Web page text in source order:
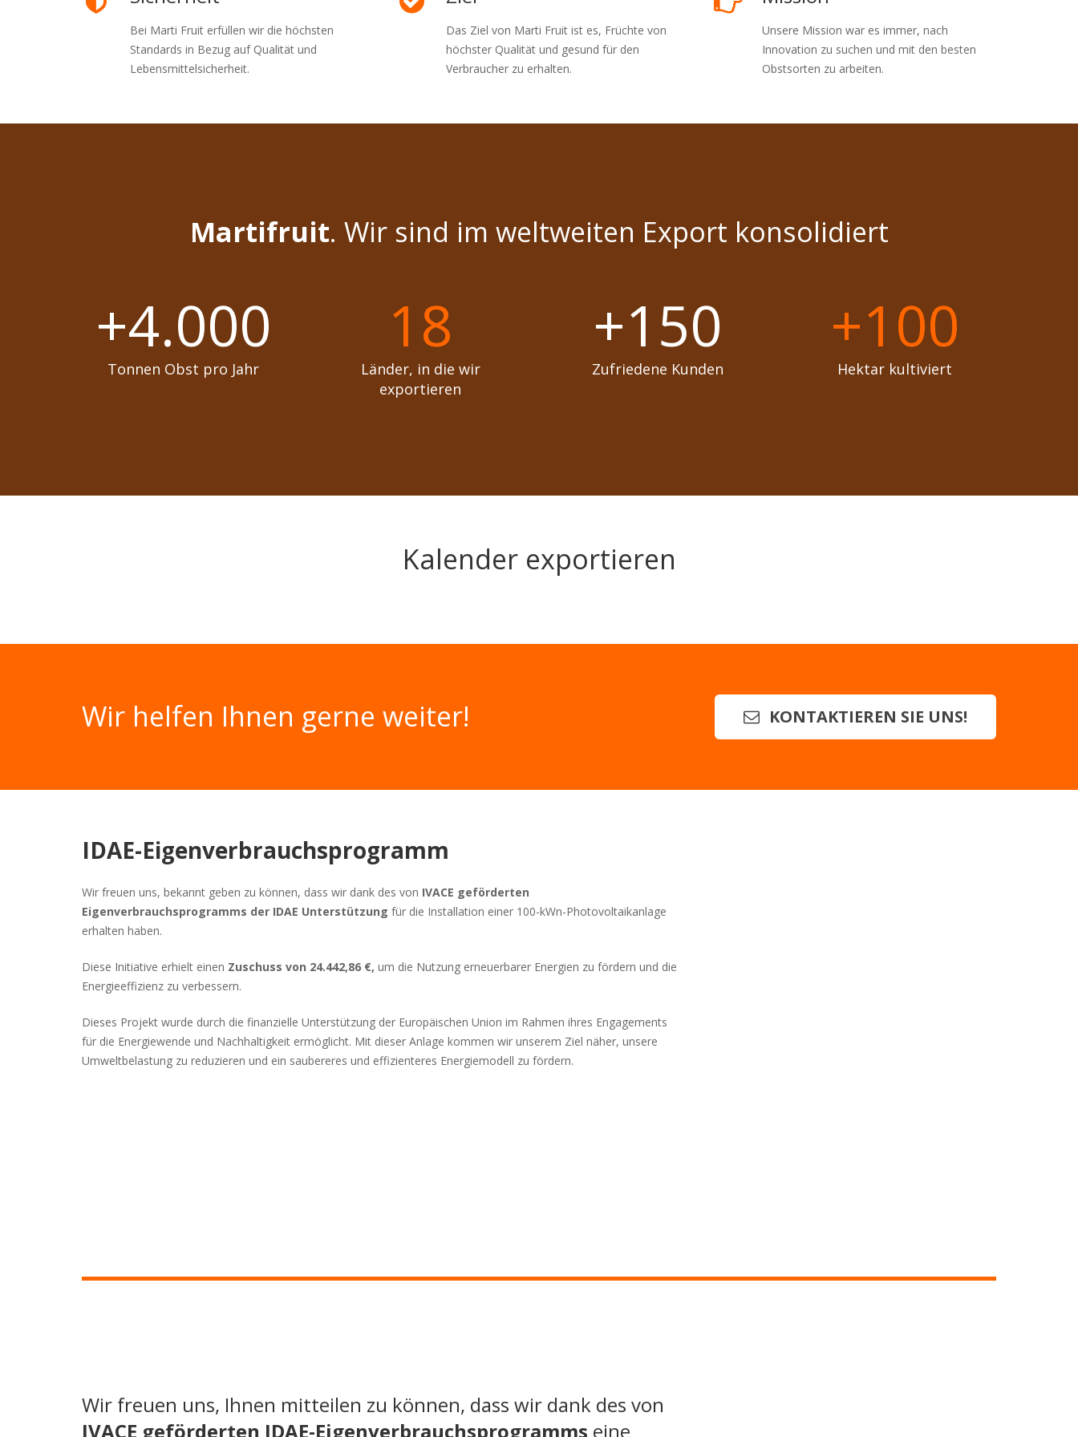
Bei Marti Fruit erfüllen wir die höchsten
Standards in Bezug auf Qualität und
Lebensmittelsicherheit.
Das Ziel von Marti Fruit ist es, Früchte von
höchster Qualität und gesund für den
Verbraucher zu erhalten.
Unsere Mission war es immer, nach
Innovation zu suchen und mit den besten
Obstsorten zu arbeiten.
Martifruit. Wir sind im weltweiten Export konsolidiert
+4.000
Tonnen Obst pro Jahr
18
Länder, in die wir
exportieren
+150
Zufriedene Kunden
+100
Hektar kultiviert
Kalender exportieren
Wir helfen Ihnen gerne weiter! KONTAKTIEREN SIE UNS!
IDAE-Eigenverbrauchsprogramm
Wir freuen uns, bekannt geben zu können, dass wir dank des von IVACE geförderten
Eigenverbrauchsprogramms der IDAE Unterstützung für die Installation einer 100-kWn-Photovoltaikanlage
erhalten haben.
Diese Initiative erhielt einen Zuschuss von 24.442,86 €, um die Nutzung erneuerbarer Energien zu fördern und die
Energieeffizienz zu verbessern.
Dieses Projekt wurde durch die finanzielle Unterstützung der Europäischen Union im Rahmen ihres Engagements
für die Energiewende und Nachhaltigkeit ermöglicht. Mit dieser Anlage kommen wir unserem Ziel näher, unsere
Umweltbelastung zu reduzieren und ein saubereres und effizienteres Energiemodell zu fördern.
Wir freuen uns, Ihnen mitteilen zu können, dass wir dank des von
IVACE geförderten IDAE-Eigenverbrauchsprogramms eine